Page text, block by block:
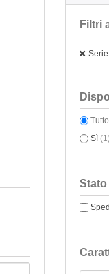
Filtri
Tutto
Sì
Stato